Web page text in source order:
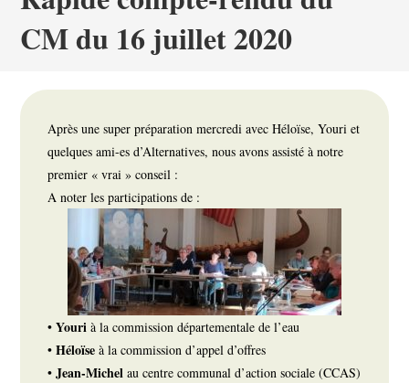
CM du 16 juillet 2020
Après une super préparation mercredi avec Héloïse, Youri et
quelques ami-es d’Alternatives, nous avons assisté à notre
premier « vrai » conseil :
A noter les participations de :
•Youri à la commission départementale de l’eau
•Héloïse à la commission d’appel d’offres
•Jean-Michel au centre communal d’action sociale (CCAS)